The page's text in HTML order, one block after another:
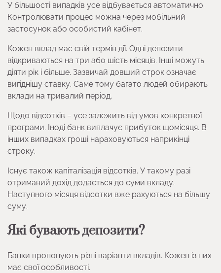
У більшості випадків усе відбувається автоматично.
Контролювати процес можна через мобільний
застосунок або особистий кабінет.
Кожен вклад має свій термін дії. Одні депозити
відкриваються на три або шість місяців. Інші можуть
діяти рік і більше. Зазвичай довший строк означає
вигіднішу ставку. Саме тому багато людей обирають
вклади на тривалий період.
Щодо відсотків – усе залежить від умов конкретної
програми. Іноді банк виплачує прибуток щомісяця. В
інших випадках гроші нараховуються наприкінці
строку.
Існує також капіталізація відсотків. У такому разі
отриманий дохід додається до суми вкладу.
Наступного місяця відсотки вже рахуються на більшу
суму.
Які бувають депозити?
Банки пропонують різні варіанти вкладів. Кожен із них
має свої особливості.